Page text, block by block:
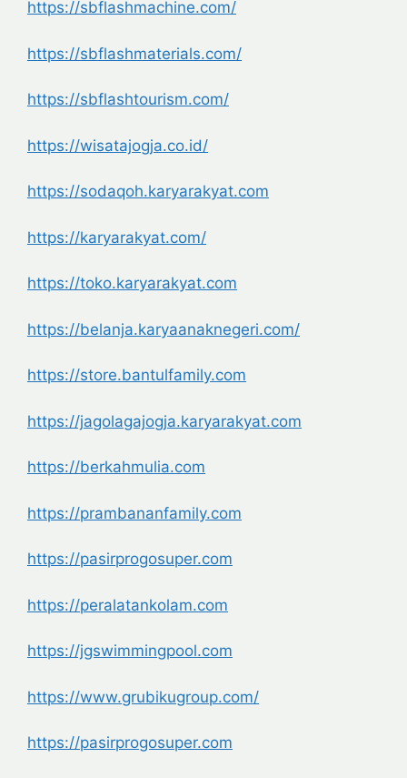
https://sbflashmachine.com/
https://sbflashmaterials.com/
https://sbflashtourism.com/
https://wisatajogja.co.id/
https://sodaqoh.karyarakyat.com
https://karyarakyat.com/
https://toko.karyarakyat.com
https://belanja.karyaanaknegeri.com/
https://store.bantulfamily.com
https://jagolagajogja.karyarakyat.com
https://berkahmulia.com
https://prambananfamily.com
https://pasirprogosuper.com
https://peralatankolam.com
https://jgswimmingpool.com
https://www.grubikugroup.com/
https://pasirprogosuper.com